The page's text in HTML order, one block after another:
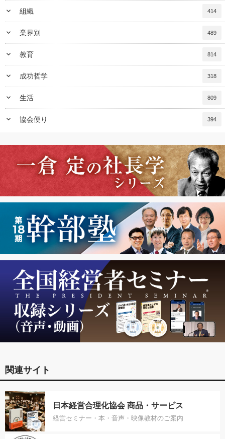
keyboard_arrow_down 組織 414
keyboard_arrow_down 業界別 489
keyboard_arrow_down 教育 814
keyboard_arrow_down 成功哲学 318
keyboard_arrow_down 生活 809
keyboard_arrow_down 協会便り 394
関連サイト
日本経営合理化協会 商品・サービス
経営セミナー・本・音声・映像教材のご案内